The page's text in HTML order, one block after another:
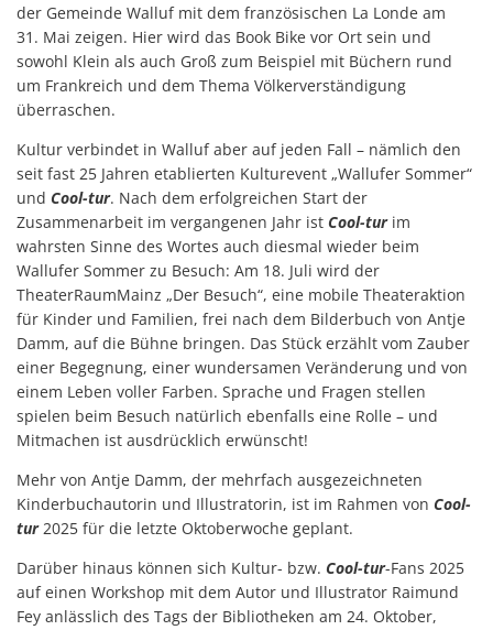
der Gemeinde Walluf mit dem französischen La Londe am
31. Mai zeigen. Hier wird das Book Bike vor Ort sein und
sowohl Klein als auch Groß zum Beispiel mit Büchern rund
um Frankreich und dem Thema Völkerverständigung
überraschen.
Kultur verbindet in Walluf aber auf jeden Fall – nämlich den
seit fast 25 Jahren etablierten Kulturevent „Wallufer Sommer“
und Cool-tur. Nach dem erfolgreichen Start der
Zusammenarbeit im vergangenen Jahr ist Cool-turim
wahrsten Sinne des Wortes auch diesmal wieder beim
Wallufer Sommer zu Besuch: Am 18. Juli wird der
TheaterRaumMainz „Der Besuch“, eine mobile Theateraktion
für Kinder und Familien, frei nach dem Bilderbuch von Antje
Damm, auf die Bühne bringen. Das Stück erzählt vom Zauber
einer Begegnung, einer wundersamen Veränderung und von
einem Leben voller Farben. Sprache und Fragen stellen
spielen beim Besuch natürlich ebenfalls eine Rolle – und
Mitmachen ist ausdrücklich erwünscht!
Mehr von Antje Damm, der mehrfach ausgezeichneten
Kinderbuchautorin und Illustratorin, ist im Rahmen von Cool-
tur2025 für die letzte Oktoberwoche geplant.
Darüber hinaus können sich Kultur- bzw. Cool-tur-Fans 2025
auf einen Workshop mit dem Autor und Illustrator Raimund
Fey anlässlich des Tags der Bibliotheken am 24. Oktober,